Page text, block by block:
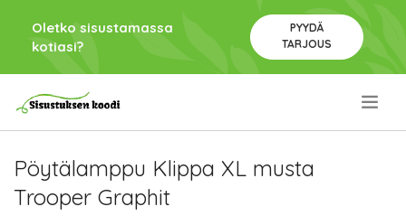
Oletko sisustamassa
kotiasi?
PYYDÄ
TARJOUS
Pöytälamppu Klippa XL musta
Trooper Graphit